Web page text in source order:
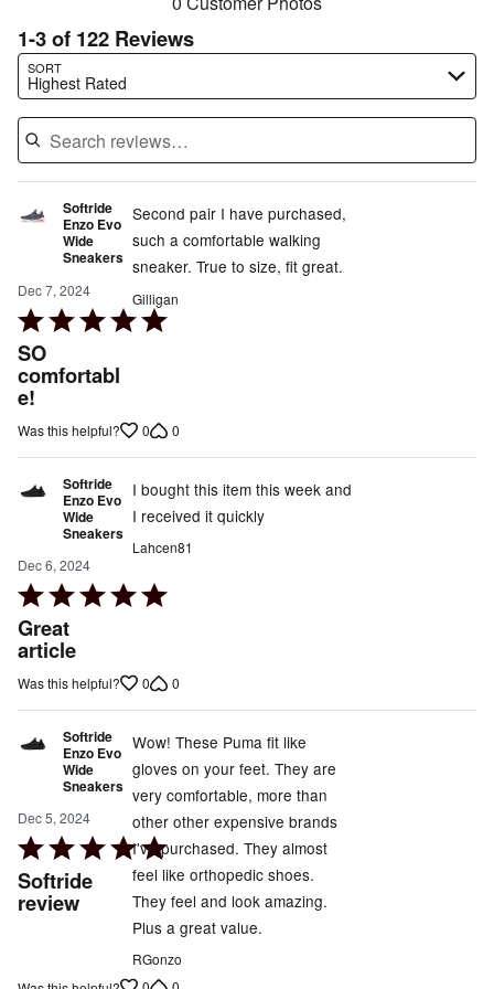
1-3 of 122 Reviews
SORT
Highest Rated
Search reviews…
Softride
Enzo Evo
Wide
Sneakers
Dec 7, 2024
Rated
5
out
of
5
SO
comfortabl
e!
Second pair I have purchased,
such a comfortable walking
sneaker. True to size, fit great.
Gilligan
Was this helpful? 0 0
Softride
Enzo Evo
Wide
Sneakers
Dec 6, 2024
Rated
5
out
of
Great
article
I bought this item this week and
I received it quickly
Lahcen81
Was this helpful? 0 0
Softride
Enzo Evo
Wide
Sneakers
Dec 5, 2024
Rated
5
out
Softride
review
Wow! These Puma fit like
gloves on your feet. They are
very comfortable, more than
other other expensive brands
I've purchased. They almost
feel like orthopedic shoes.
They feel and look amazing.
Plus a great value.
RGonzo